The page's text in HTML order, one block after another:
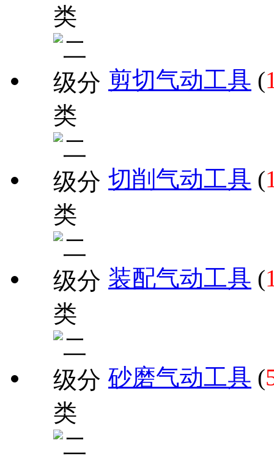
剪切气动工具 (
切削气动工具 (
装配气动工具 (
砂磨气动工具 (